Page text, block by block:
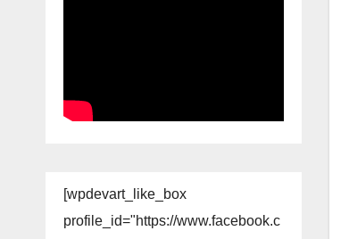
[wpdevart_like_box
profile_id="https://www.facebook.c